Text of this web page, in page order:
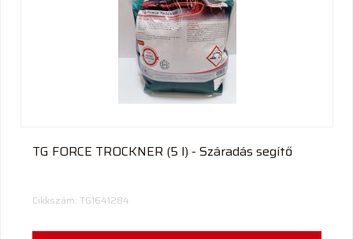
TG FORCE TROCKNER (5 l) - Száradás segítő
Cikkszám: TG1641284